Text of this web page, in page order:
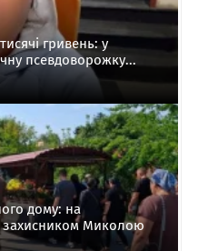
гривень: у
псевдоворожку...
дому: на
захисником Миколою